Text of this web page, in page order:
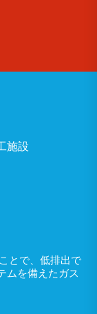
施設
とで、低排出で
を備えたガス